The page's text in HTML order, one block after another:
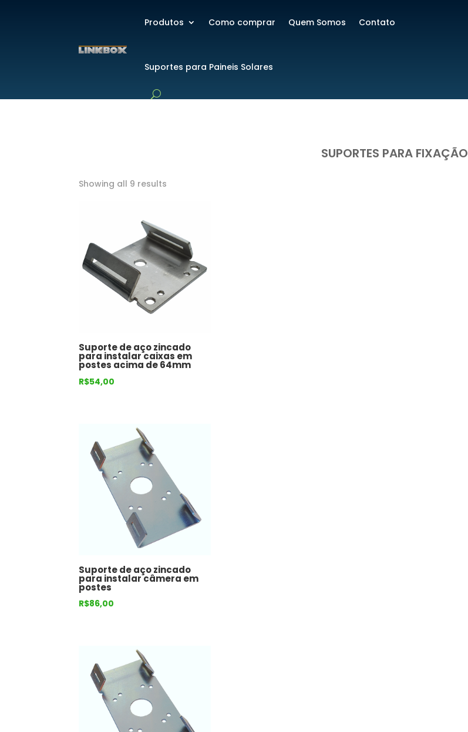
Produtos Como comprar Quem Somos Contato
Suportes para Paineis Solares
SUPORTES PARA FIXAÇÃO
Showing all 9 results
Suporte de aço zincado
para instalar caixas em
postes acima de 64mm
R$54,00
Suporte de aço zincado
para instalar câmera em
postes
R$86,00